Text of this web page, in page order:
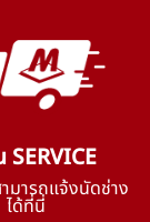
SERVICE
ารถแจ้งนัดช่าง
ได้ที่นี่